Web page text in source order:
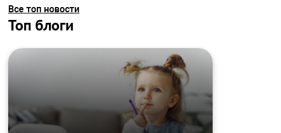
Все топ новости
Топ блоги